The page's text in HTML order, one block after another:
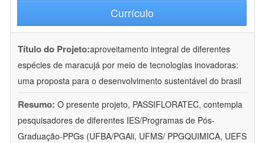
Currículo
Título do Projeto:aproveitamento integral de diferentes
espécies de maracujá por meio de tecnologias inovadoras:
uma proposta para o desenvolvimento sustentável do brasil
Resumo: O presente projeto, PASSIFLORATEC, contempla
pesquisadores de diferentes IES/Programas de Pós-
Graduação-PPGs (UFBA/PGAli, UFMS/ PPGQUIMICA, UEFS